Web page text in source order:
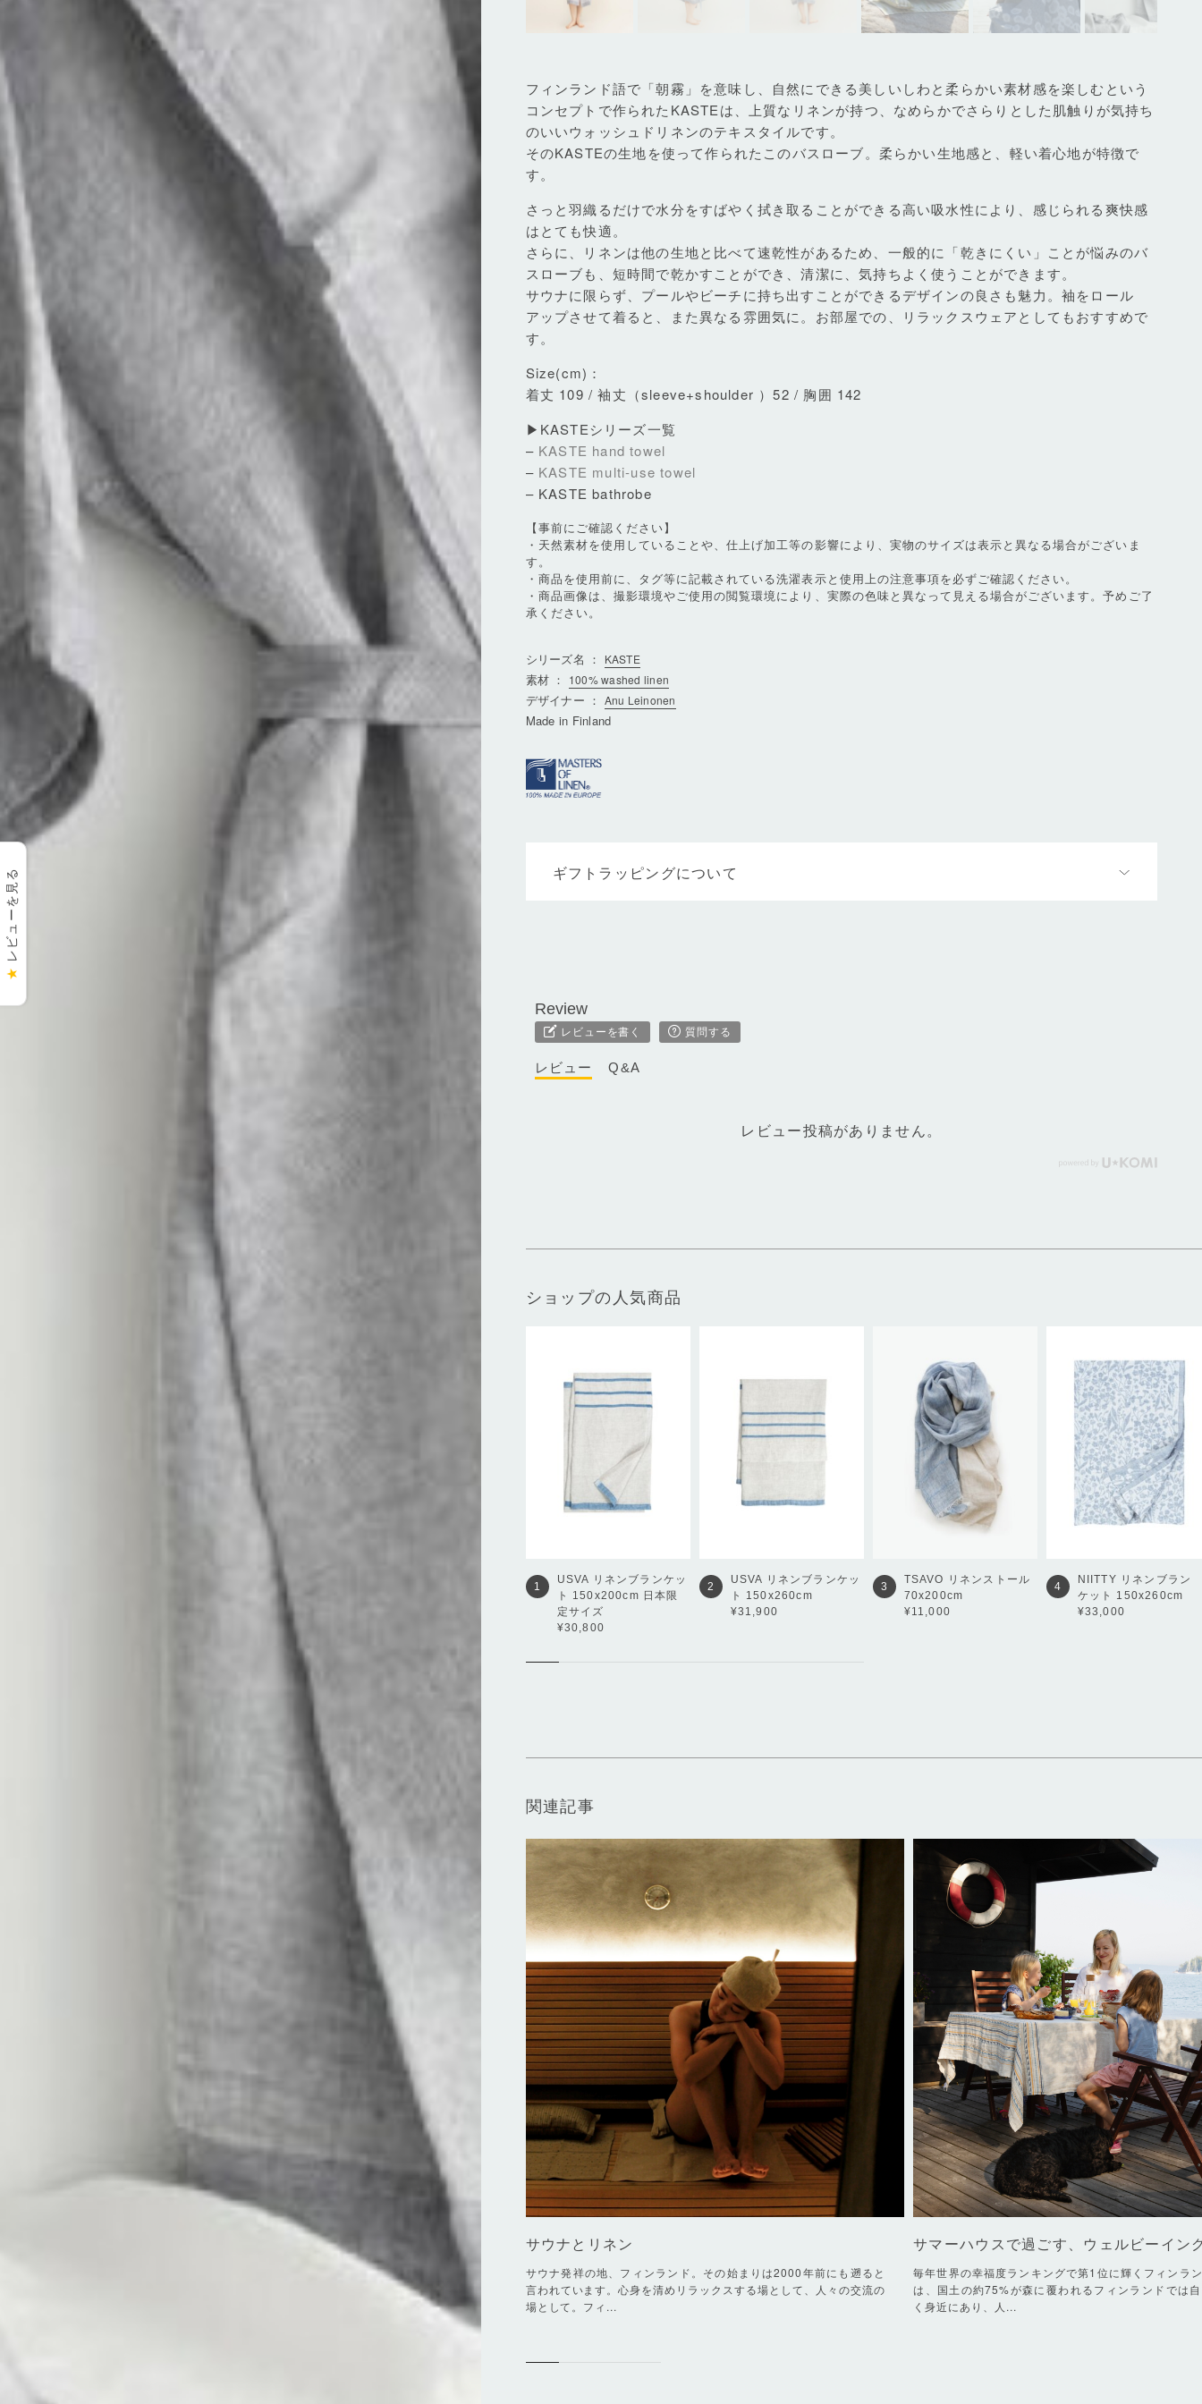
フィンランド語で「朝霧」を意味し、自然にできる美しいしわと柔らかい素材感を楽しむという
コンセプトで作られたKASTEは、上質なリネンが持つ、なめらかでさらりとした肌触りが気持ち
のいいウォッシュドリネンのテキスタイルです。
そのKASTEの生地を使って作られたこのバスローブ。柔らかい生地感と、軽い着心地が特徴で
す。
さっと羽織るだけで水分をすばやく拭き取ることができる高い吸水性により、感じられる爽快感
はとても快適。
さらに、リネンは他の生地と比べて速乾性があるため、一般的に「乾きにくい」ことが悩みのバ
スローブも、短時間で乾かすことができ、清潔に、気持ちよく使うことができます。
サウナに限らず、プールやビーチに持ち出すことができるデザインの良さも魅力。袖をロール
アップさせて着ると、また異なる雰囲気に。お部屋での、リラックスウェアとしてもおすすめで
す。
Size(cm)：
着丈 109 / 袖丈（sleeve+shoulder ）52 / 胸囲 142
▶KASTEシリーズ一覧
– KASTE hand towel
– KASTE multi-use towel
– KASTE bathrobe
【事前にご確認ください】
・天然素材を使用していることや、仕上げ加工等の影響により、実物のサイズは表示と異なる場合がございま
す。
・商品を使用前に、タグ等に記載されている洗濯表示と使用上の注意事項を必ずご確認ください。
・商品画像は、撮影環境やご使用の閲覧環境により、実際の色味と異なって見える場合がございます。予めご了
承ください。
シリーズ名 ： KASTE
素材 ： 100% washed linen
デザイナー ： Anu Leinonen
Made in Finland
ギフトラッピングについて
レビューを書く 質問する
レビュー Q&A
レビュー投稿がありません。
ショップの人気商品
1
USVA リネンブランケッ
ト 150x200cm 日本限
定サイズ
¥30,800
2
USVA リネンブランケッ
ト 150x260cm
¥31,900
3
TSAVO
リネンストール
70x200cm
¥11,000
4
NIITTY リネンブラン
ケット 150x260cm
¥33,000
関連記事
サウナとリネン
サウナ発祥の地、フィンランド。その始まりは2000年前にも遡ると
言われています。心身を清めリラックスする場として、人々の交流の
場として。フィ...
サマーハウスで過ごす、ウェルビーイン
毎年世界の幸福度ランキングで第1位に輝くフィンラ
は、国土の約75%が森に覆われるフィンランドでは
く身近にあり、人...
★
レビューを見る